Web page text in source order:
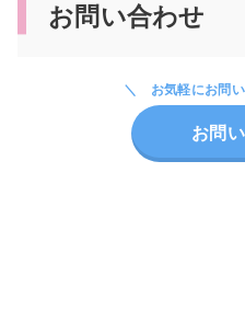
お問い合わせ
お気軽にお問
お問